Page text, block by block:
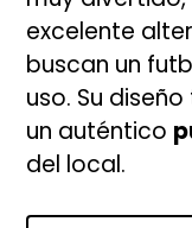
excelente
buscan un
uso. Su
un auténtico
del local.